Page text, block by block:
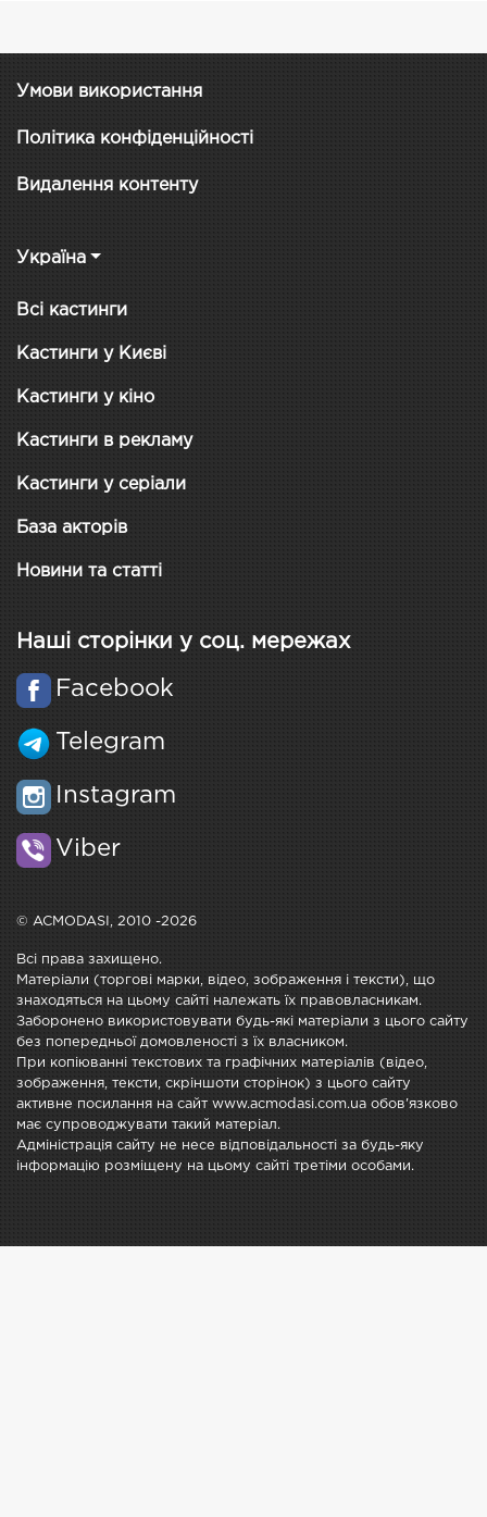
Умови використання
Політика конфіденційності
Видалення контенту
Україна
Всі кастинги
Кастинги у Києві
Кастинги у кіно
Кастинги в рекламу
Кастинги у серіали
База акторів
Новини та статті
Наші сторінки у соц. мережах
Facebook
Telegram
Instagram
Viber
© ACMODASI, 2010 -2026
Всі права захищено.
Матеріали (торгові марки, відео, зображення і тексти), що
знаходяться на цьому сайті належать їх правовласникам.
Заборонено використовувати будь-які матеріали з цього сайту
без попередньої домовленості з їх власником.
При копіюванні текстових та графічних матеріалів (відео,
зображення, тексти, скріншоти сторінок) з цього сайту
активне посилання на сайт www.acmodasi.com.ua обов'язково
має супроводжувати такий матеріал.
Адміністрація сайту не несе відповідальності за будь-яку
інформацію розміщену на цьому сайті третіми особами.